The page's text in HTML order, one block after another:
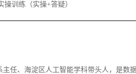
训练（实操+答疑）
任、海淀区人工智能学科带头人，是数